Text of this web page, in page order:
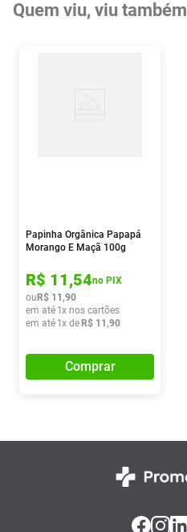
Quem viu, viu também
Papinha Orgânica Papapá
Morango E Maçã 100g
R$ 11,54no PIX
ou R$ 11 ,90
em até 1x nos cartões
em até 1x de R$ 11 ,90
Comprar